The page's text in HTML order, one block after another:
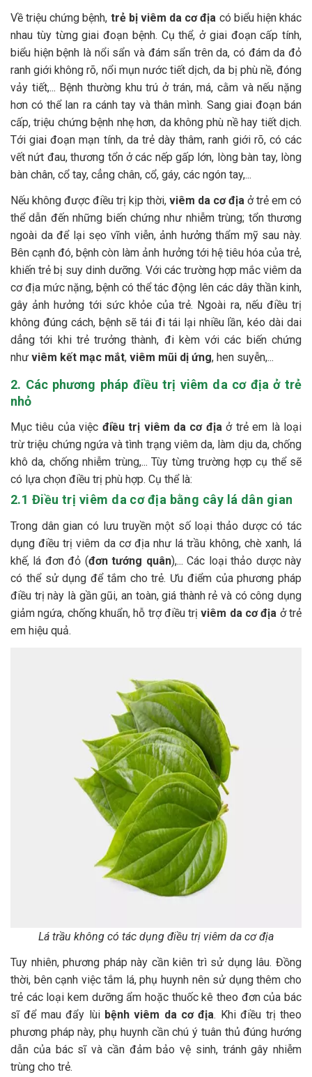
Về triệu chứng bệnh, trẻ bị viêm da cơ địa có biểu hiện khác
nhau tùy từng giai đoạn bệnh. Cụ thể, ở giai đoạn cấp tính,
biểu hiện bệnh là nổi sẩn và đám sẩn trên da, có đám da đỏ
ranh giới không rõ, nổi mụn nước tiết dịch, da bị phù nề, đóng
vảy tiết,... Bệnh thường khu trú ở trán, má, cằm và nếu nặng
hơn có thể lan ra cánh tay và thân mình. Sang giai đoạn bán
cấp, triệu chứng bệnh nhẹ hơn, da không phù nề hay tiết dịch.
Tới giai đoạn mạn tính, da trẻ dày thâm, ranh giới rõ, có các
vết nứt đau, thương tổn ở các nếp gấp lớn, lòng bàn tay, lòng
bàn chân, cổ tay, cẳng chân, cổ, gáy, các ngón tay,...
Nếu không được điều trị kịp thời, viêm da cơ địa ở trẻ em có
thể dẫn đến những biến chứng như nhiễm trùng; tổn thương
ngoài da để lại sẹo vĩnh viễn, ảnh hưởng thẩm mỹ sau này.
Bên cạnh đó, bệnh còn làm ảnh hưởng tới hệ tiêu hóa của trẻ,
khiến trẻ bị suy dinh dưỡng. Với các trường hợp mắc viêm da
cơ địa mức nặng, bệnh có thể tác động lên các dây thần kinh,
gây ảnh hưởng tới sức khỏe của trẻ. Ngoài ra, nếu điều trị
không đúng cách, bệnh sẽ tái đi tái lại nhiều lần, kéo dài dai
dẳng tới khi trẻ trưởng thành, đi kèm với các biến chứng
như viêm kết mạc mắt, viêm mũi dị ứng, hen suyễn,...
2. Các phương pháp điều trị viêm da cơ địa ở trẻ
nhỏ
Mục tiêu của việc điều trị viêm da cơ địaở trẻ em là loại
trừ triệu chứng ngứa và tình trạng viêm da, làm dịu da, chống
khô da, chống nhiễm trùng,... Tùy từng trường hợp cụ thể sẽ
có lựa chọn điều trị phù hợp. Cụ thể là:
2.1 Điều trị viêm da cơ địa bằng cây lá dân gian
Trong dân gian có lưu truyền một số loại thảo dược có tác
dụng điều trị viêm da cơ địa như lá trầu không, chè xanh, lá
khế, lá đơn đỏ (đơn tướng quân),... Các loại thảo dược này
có thể sử dụng để tắm cho trẻ. Ưu điểm của phương pháp
điều trị này là gần gũi, an toàn, giá thành rẻ và có công dụng
giảm ngứa, chống khuẩn, hỗ trợ điều trịviêm da cơ địa ở trẻ
em hiệu quả.
Lá trầu không có tác dụng điều trị viêm da cơ địa
Tuy nhiên, phương pháp này cần kiên trì sử dụng lâu. Đồng
thời, bên cạnh việc tắm lá, phụ huynh nên sử dụng thêm cho
trẻ các loại kem dưỡng ẩm hoặc thuốc kê theo đơn của bác
sĩ để mau đẩy lùi bệnh viêm da cơ địa. Khi điều trị theo
phương pháp này, phụ huynh cần chú ý tuân thủ đúng hướng
dẫn của bác sĩ và cần đảm bảo vệ sinh, tránh gây nhiễm
trùng cho trẻ.